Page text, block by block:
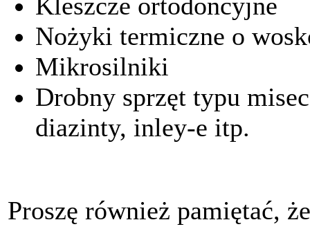
Nożyki termiczne o
Mikrosilniki
Drobny sprzęt typu
diazinty, inley-e itp.
Proszę również pamiętać,